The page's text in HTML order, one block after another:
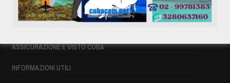
VOLI DI LINEA CUBA
ASSICURAZIONE E VISTO CUBA
INFORMAZIONI UTILI